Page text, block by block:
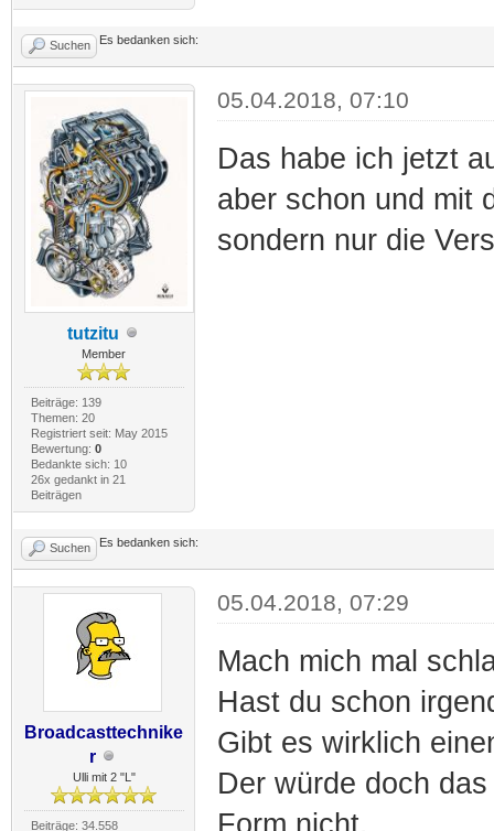
Suchen Es bedanken sich:
tutzitu
Member
Beiträge: 139
Themen: 20
Registriert seit: May 2015
Bewertung: 0
Bedankte sich: 10
26x gedankt in 21
Beiträgen
05.04.2018, 07:10
Das habe ich jetzt
aber schon und mit
sondern nur die
Suchen Es bedanken sich:
Broadcasttechnike
r
Ulli mit 2 "L"
Beiträge: 34.558
05.04.2018, 07:29
Mach mich mal
Hast du schon
Gibt es wirklich
Der würde doch
Form nicht.